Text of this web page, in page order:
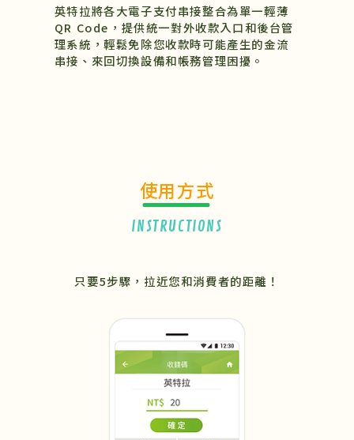
英特拉將各大電子支付串接整合為單一輕薄
QR Code，提供統一對外收款入口和後台管
理系統，輕鬆免除您收款時可能產生的金流
串接、來回切換設備和帳務管理困擾。
使用方式
INSTRUCTIONS
只要5步驟，拉近您和消費者的距離！